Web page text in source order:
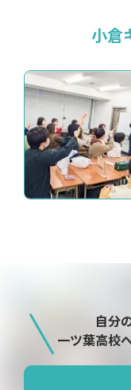
小倉
自分
一ツ葉高校